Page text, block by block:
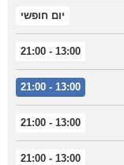
יום חופשי
13:00 - 21:00
13:00 - 21:00
13:00 - 21:00
13:00 - 21:00